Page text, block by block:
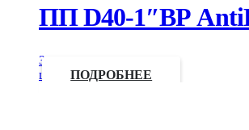
ПП D40-1″ВР
Запросить
цену
ПОДРОБНЕЕ